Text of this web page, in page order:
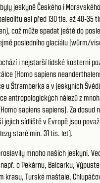
jeskyně Českého i
asi před 130 tis. až 40-35
což může spadat ještě do
posledního glaciálu (würm/
i nejstarší lidské kosterní
(Homo sapiens
u Štramberka a v jeskyních
antropologických nálezů z
sapiens sapiens). Za dosud
jejich sídliště v Evropě jsou
staré min. 31 tis. let).
mnoho našich jeskyní.
o Pekárnu, Balcarku,
krasu, Turské maštale,